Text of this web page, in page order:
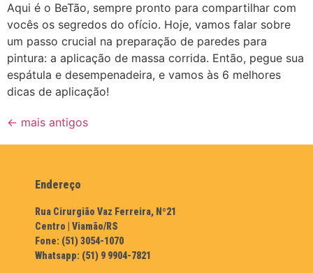
Aqui é o BeTão, sempre pronto para compartilhar com
vocês os segredos do ofício. Hoje, vamos falar sobre
um passo crucial na preparação de paredes para
pintura: a aplicação de massa corrida. Então, pegue sua
espátula e desempenadeira, e vamos às 6 melhores
dicas de aplicação!
← mais antigos
Endereço
Rua Cirurgião Vaz Ferreira, Nº21
Centro | Viamão/RS
Fone: (51) 3054-1070
Whatsapp: (51) 9 9904-7821